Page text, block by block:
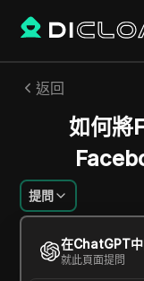
返回
如何將
提問
在ChatGPT
就此頁面提問
William
2026年6月